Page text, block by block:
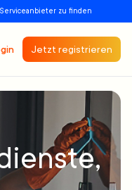
Serviceanbieter zu finden
Jetzt registrieren